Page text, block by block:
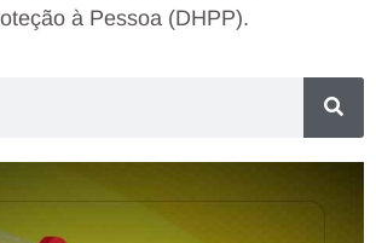
à Pessoa (DHPP).